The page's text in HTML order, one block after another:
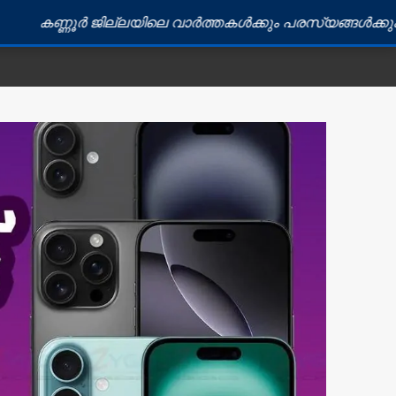
ജില്ലയിലെ വാർത്തകൾക്കും പരസ്യങ്ങൾക്കും